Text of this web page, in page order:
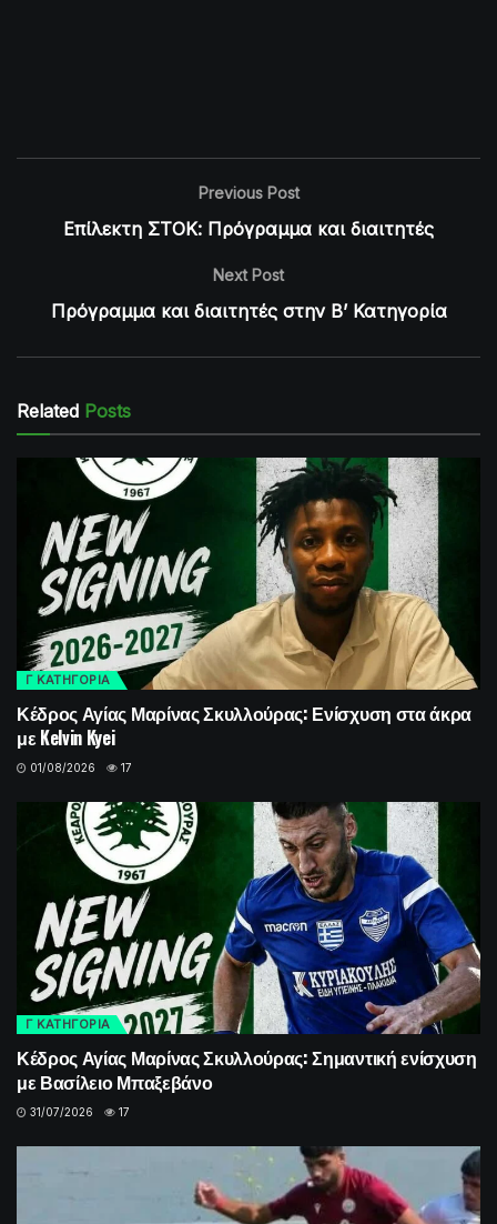
Previous Post
Επίλεκτη ΣΤΟΚ: Πρόγραμμα και διαιτητές
Next Post
Πρόγραμμα και διαιτητές στην Β’ Κατηγορία
Related Posts
Γ ΚΑΤΗΓΟΡΙΑ
Κέδρος Αγίας Μαρίνας Σκυλλούρας: Ενίσχυση στα άκρα
με Kelvin Kyei
01/08/2026 17
Γ ΚΑΤΗΓΟΡΙΑ
Κέδρος Αγίας Μαρίνας Σκυλλούρας: Σημαντική ενίσχυση
με Βασίλειο Μπαξεβάνο
31/07/2026 17